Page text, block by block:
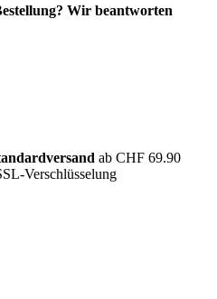
Wir beantworten
ab CHF 69.90
Verschlüsselung